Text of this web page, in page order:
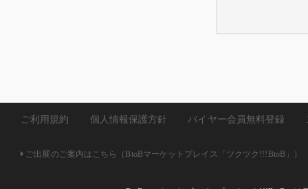
ご利用規約 個人情報保護方針 バイヤー会員無料登録
ご出展のご案内はこちら（BtoBマーケットプレイス「ツクツク!!!BtoB」）